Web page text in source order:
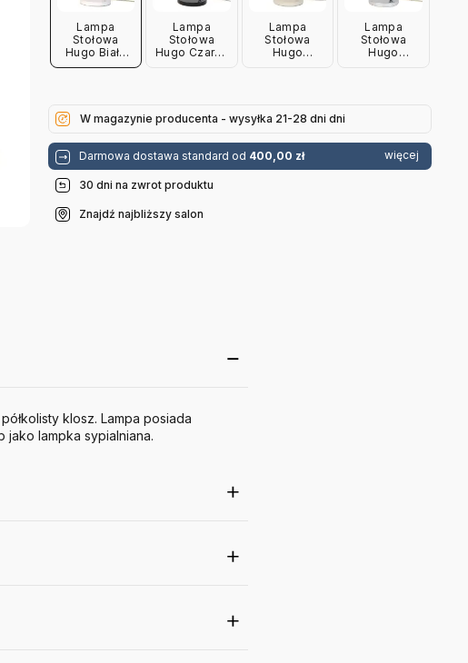
Lampa
Stołowa
Hugo Biała
Btc
Lampa
Stołowa
Hugo Czarna
Lampa
Stołowa
Hugo
Lampa
Stołowa
Hugo
W magazynie producenta - wysyłka 21-28 dni dni
Darmowa dostawa standard od 400,00 zł więcej
30 dni na zwrot produktu
Znajdź najbliższy salon
klosz. Lampa posiada
jako lampka sypialniana.